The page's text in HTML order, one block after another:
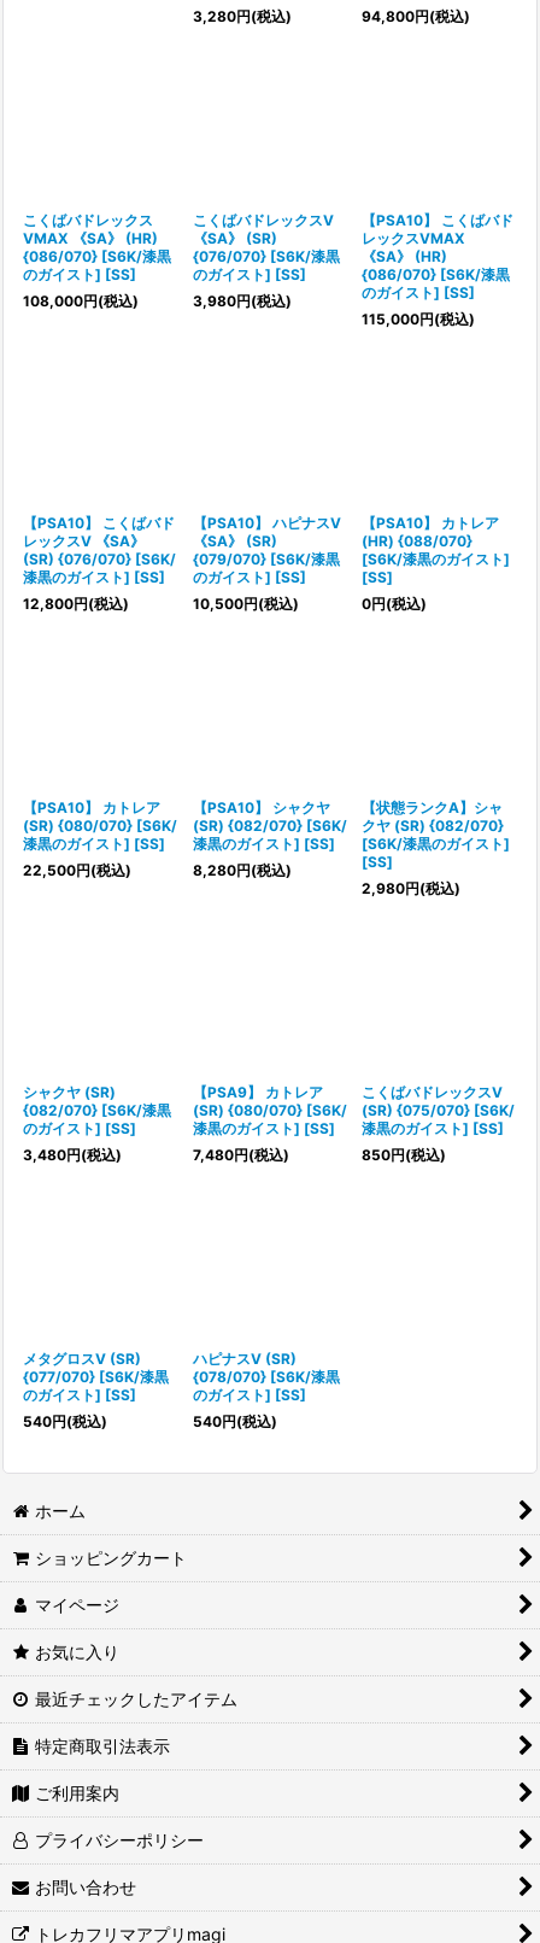
3,280円(税込)
94,800円(税込)
こくばバドレックス
VMAX 《SA》 (HR)
{086/070} [S6K/漆黒
のガイスト] [SS]
108,000円(税込)
こくばバドレックスV
《SA》 (SR)
{076/070} [S6K/漆黒
のガイスト] [SS]
3,980円(税込)
【PSA10】 こくばバド
レックスVMAX
《SA》 (HR)
{086/070} [S6K/漆黒
のガイスト] [SS]
115,000円(税込)
【PSA10】 こくばバド
レックスV 《SA》
(SR) {076/070} [S6K/
漆黒のガイスト] [SS]
12,800円(税込)
【PSA10】 ハピナスV
《SA》 (SR)
{079/070} [S6K/漆黒
のガイスト] [SS]
10,500円(税込)
【PSA10】 カトレア
(HR) {088/070}
[S6K/漆黒のガイスト]
[SS]
0円(税込)
【PSA10】 カトレア
(SR) {080/070} [S6K/
漆黒のガイスト] [SS]
22,500円(税込)
【PSA10】 シャクヤ
(SR) {082/070} [S6K/
漆黒のガイスト] [SS]
8,280円(税込)
【状態ランクA】シャ
クヤ (SR) {082/070}
[S6K/漆黒のガイスト]
[SS]
2,980円(税込)
シャクヤ (SR)
{082/070} [S6K/漆黒
のガイスト] [SS]
3,480円(税込)
【PSA9】 カトレア
(SR) {080/070} [S6K/
漆黒のガイスト] [SS]
7,480円(税込)
こくばバドレックスV
(SR) {075/070} [S6K/
漆黒のガイスト] [SS]
850円(税込)
メタグロスV (SR)
{077/070} [S6K/漆黒
のガイスト] [SS]
540円(税込)
ハピナスV (SR)
{078/070} [S6K/漆黒
のガイスト] [SS]
540円(税込)
ホーム
ショッピングカート
マイページ
お気に入り
最近チェックしたアイテム
特定商取引法表示
ご利用案内
プライバシーポリシー
お問い合わせ
トレカフリマアプリmagi